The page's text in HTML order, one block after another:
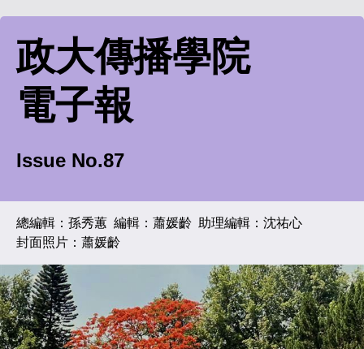
政大傳播學院
電子報
Issue No.87
總編輯：孫秀蕙 編輯：蕭媛齡 助理編輯 ：沈祐心
封面照片：蕭媛齡